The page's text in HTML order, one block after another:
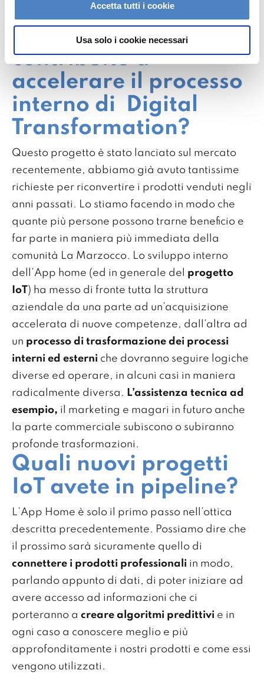
Accetta tutti i cookie
Usa solo i cookie necessari
Come e in che misura
questo progetto ha
contribuito a
accelerare il processo
interno di Digital
Transformation?
Questo progetto è stato lanciato sul mercato
recentemente, abbiamo già avuto tantissime
richieste per riconvertire i prodotti venduti negli
anni passati. Lo stiamo facendo in modo che
quante più persone possono trarne beneficio e
far parte in maniera più immediata della
comunità La Marzocco. Lo sviluppo interno
dell’App home (ed in generale del progetto
IoT) ha messo di fronte tutta la struttura
aziendale da una parte ad un’acquisizione
accelerata di nuove competenze, dall’altra ad
un processo di trasformazione dei processi
interni ed esterni che dovranno seguire logiche
diverse ed operare, in alcuni casi in maniera
radicalmente diversa. L’assistenza tecnica ad
esempio, il marketing e magari in futuro anche
la parte commerciale subiscono o subiranno
profonde trasformazioni.
Quali nuovi progetti
IoT avete in pipeline?
L’App Home è solo il primo passo nell’ottica
descritta precedentemente. Possiamo dire che
il prossimo sarà sicuramente quello di
connettere i prodotti professionali in modo,
parlando appunto di dati, di poter iniziare ad
avere accesso ad informazioni che ci
porteranno a creare algoritmi predittivi e in
ogni caso a conoscere meglio e più
approfonditamente i nostri prodotti e come essi
vengono utilizzati.